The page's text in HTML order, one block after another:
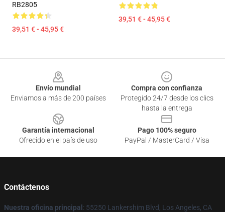
RB2805
39,51 € - 45,95 €
39,51 € - 45,95 €
Envío mundial
Enviamos a más de 200 países
Compra con confianza
Protegido 24/7 desde los clics
hasta la entrega
Garantía internacional
Ofrecido en el país de uso
Pago 100% seguro
PayPal / MasterCard / Visa
Contáctenos
Nuestra oficina principal : 55250 Lankershim Blvd, Los Angeles, CA